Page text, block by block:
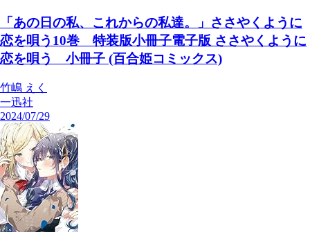
「あの日の私、これからの私達。」ささやくように
恋を唄う10巻 特装版小冊子電子版 ささやくように
恋を唄う 小冊子 (百合姫コミックス)
竹嶋 えく
一迅社
2024/07/29